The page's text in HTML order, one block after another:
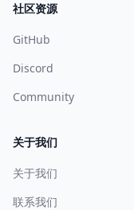
社区资源
GitHub
Discord
Community
关于我们
关于我们
联系我们